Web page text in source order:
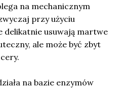
na mechanicznym
przy użyciu
delikatnie usuwają martwe
ale może być zbyt
na bazie enzymów